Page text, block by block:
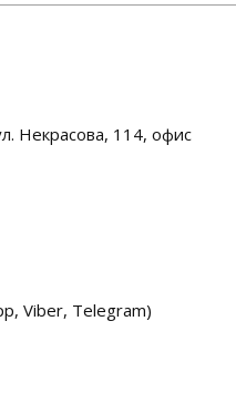
Некрасова, 114, офис
Viber, Telegram)